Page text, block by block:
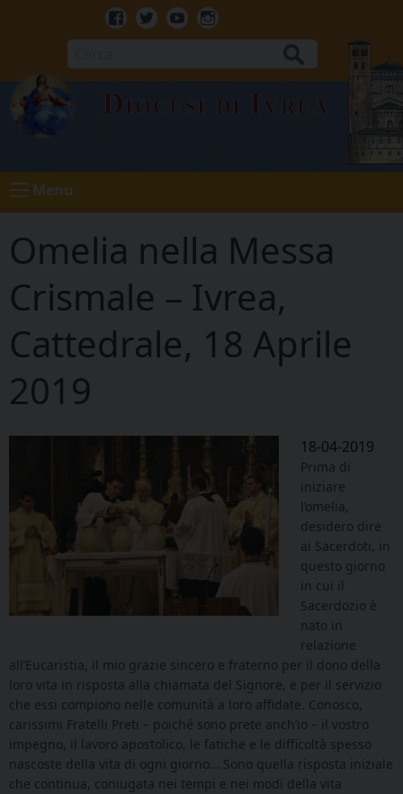
Facebook
TwitterYoutubeInstagram
Diocesi di Ivrea
Menu
Omelia nella Messa
Crismale – Ivrea,
Cattedrale, 18 Aprile
2019
18-04-2019
Prima di
iniziare
l’omelia,
desidero dire
ai Sacerdoti, in
questo giorno
in cui il
Sacerdozio è
nato in
relazione
all’Eucaristia, il mio grazie sincero e fraterno per il dono della
loro vita in risposta alla chiamata del Signore, e per il servizio
che essi compiono nelle comunità a loro affidate. Conosco,
carissimi Fratelli Preti – poiché sono prete anch’io – il vostro
impegno, il lavoro apostolico, le fatiche e le difficoltà spesso
nascoste della vita di ogni giorno… Sono quella risposta iniziale
che continua, coniugata nei tempi e nei modi della vita